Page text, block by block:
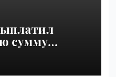
сумму
|